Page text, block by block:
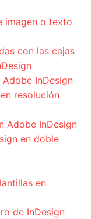
imagen o texto
con las cajas
InDesign
resolución
Adobe InDesign
en doble
en
de InDesign